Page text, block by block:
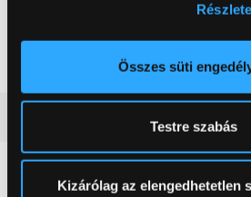
elhelyezkedéséről pár méteres
Az Ön készülékén
módjairól és adja meg preferenciáit
pontban. Bármikor módosíthatja
Sütinyilatkozathoz való
Összes süti
Testre szabás
Kizárólag az elengedhetetlen
59 999 Ft 18
0